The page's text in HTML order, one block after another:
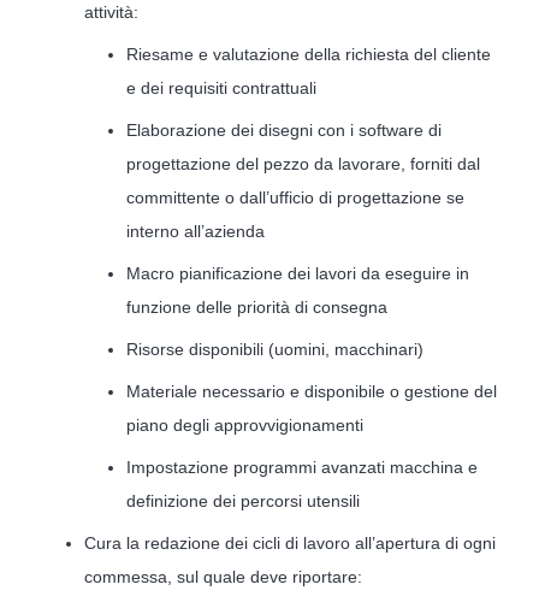
attività:
Riesame e valutazione della richiesta del cliente
e dei requisiti contrattuali
Elaborazione dei disegni con i software di
progettazione del pezzo da lavorare, forniti dal
committente o dall’ufficio di progettazione se
interno all’azienda
Macro pianificazione dei lavori da eseguire in
funzione delle priorità di consegna
Risorse disponibili (uomini, macchinari)
Materiale necessario e disponibile o gestione del
piano degli approvvigionamenti
Impostazione programmi avanzati macchina e
definizione dei percorsi utensili
Cura la redazione dei cicli di lavoro all’apertura di ogni
commessa, sul quale deve riportare: